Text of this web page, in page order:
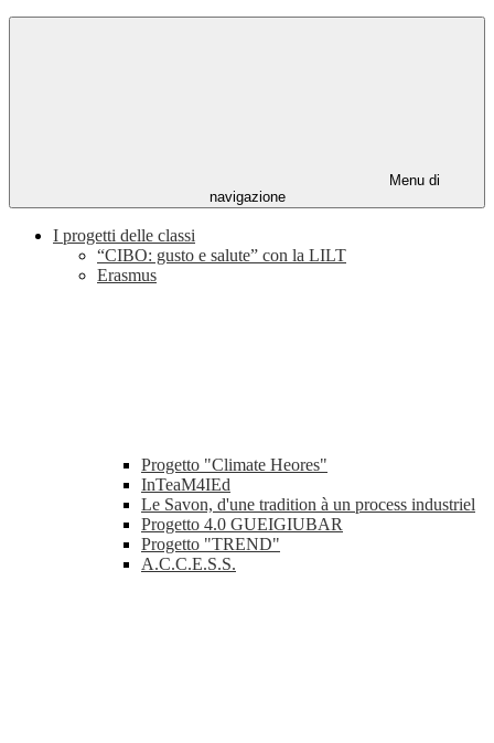
Menu di
navigazione
I progetti delle classi
“CIBO: gusto e salute” con la LILT
Erasmus
Progetto "Climate Heores"
InTeaM4IEd
Le Savon, d'une tradition à un process industriel
Progetto 4.0 GUEIGIUBAR
Progetto "TREND"
A.C.C.E.S.S.